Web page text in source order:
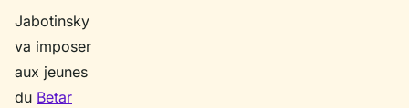
Jabotinsky
va imposer
aux jeunes
du Betar